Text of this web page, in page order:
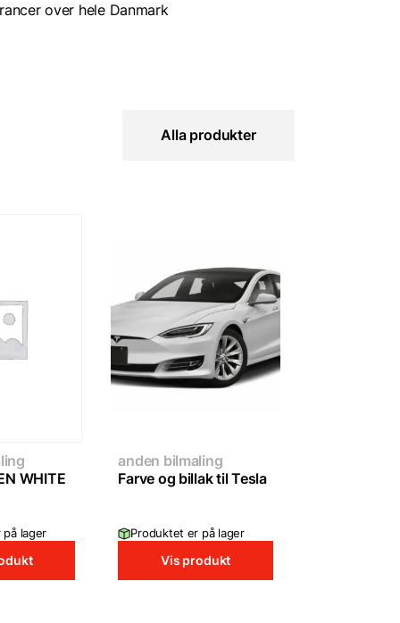
over hele Danmark
Alla produkter
WHITE
lager
anden bilmaling
Farve og billak til Tesla
Produktet er på lager
Vis produkt